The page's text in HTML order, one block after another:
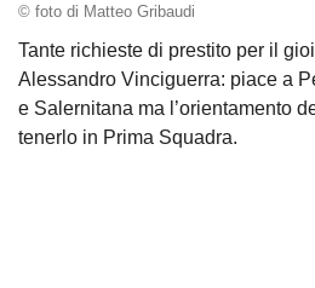
© foto di Matteo Gribaudi
Tante richieste di prestito per il
Alessandro Vinciguerra: piace a
e Salernitana ma l’orientamento
tenerlo in Prima Squadra.